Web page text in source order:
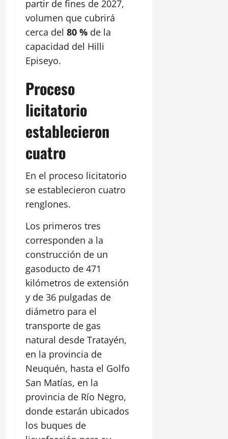
partir de fines de 2027,
volumen que cubrirá
cerca del 80 % de la
capacidad del Hilli
Episeyo.
Proceso
licitatorio
establecieron
cuatro
En el proceso licitatorio
se establecieron cuatro
renglones.
Los primeros tres
corresponden a la
construcción de un
gasoducto de 471
kilómetros de extensión
y de 36 pulgadas de
diámetro para el
transporte de gas
natural desde Tratayén,
en la provincia de
Neuquén, hasta el Golfo
San Matías, en la
provincia de Río Negro,
donde estarán ubicados
los buques de